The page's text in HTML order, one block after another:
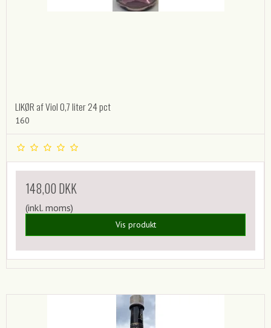
LIKØR af Viol 0,7 liter 24 pct
160
148,00 DKK
(inkl. moms)
Vis produkt